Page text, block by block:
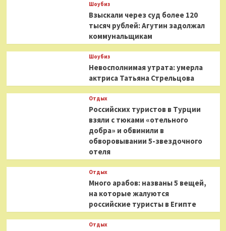
Шоубиз
Взыскали через суд более 120
тысяч рублей: Агутин задолжал
коммунальщикам
Шоубиз
Невосполнимая утрата: умерла
актриса Татьяна Стрельцова
Отдых
Российских туристов в Турции
взяли с тюками «отельного
добра» и обвинили в
обворовывании 5-звездочного
отеля
Отдых
Много арабов: названы 5 вещей,
на которые жалуются
российские туристы в Египте
Отдых